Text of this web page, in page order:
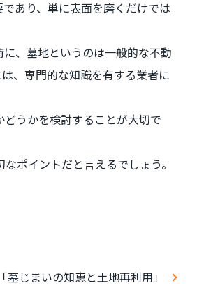
あり、単に表面を磨くだけでは
、墓地というのは一般的な不動
、専門的な知識を有する業者に
うかを検討することが大切で
ポイントだと言えるでしょう。
「墓じまいの知恵と土地再利用」